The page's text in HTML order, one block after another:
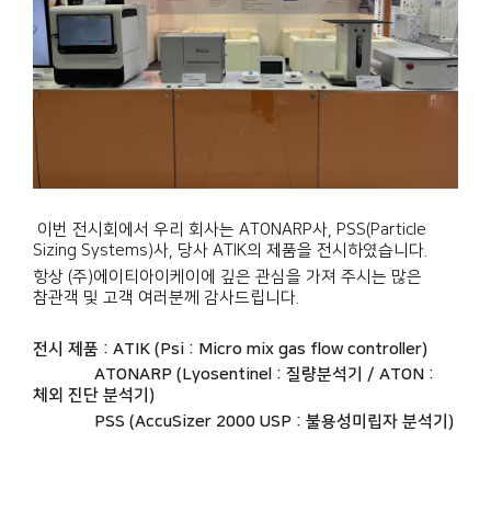
이번 전시 회에서 우리 회사는 ATONARP사, PSS(Particle
Sizing Systems)사, 당사 ATIK의 제품을 전시 하였습니다.
항상 (주)에이티아이케이에 깊은 관심을 가져 주시는 많은
참관객 및 고객 여러분께 감사드립니다.
전시 제품 : ATIK (Psi : Micro mix gas flow controller)
ATONARP (Lyosentinel : 질량분석기 / ATON :
체외 진단 분석기)
PSS (AccuSizer 2000 USP : 불용성미립자 분석기 )